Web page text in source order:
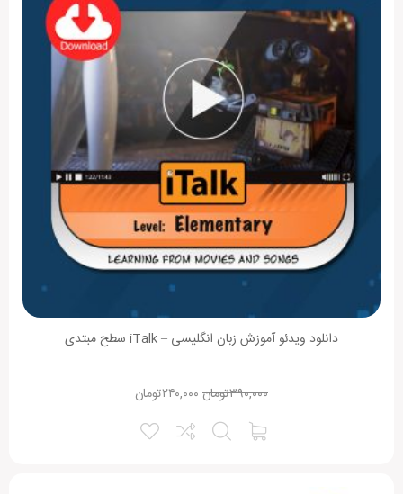
دانلود ویدئو آموزش زبان انگلیسی – iTalk سطح مبتدی
تومان۳۹۰,۰۰۰ تومان۲۴۰,۰۰۰